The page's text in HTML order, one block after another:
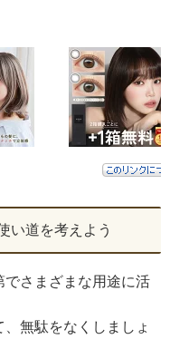
い道を考えよう
さまざまな用途に活
無駄をなくしましょ